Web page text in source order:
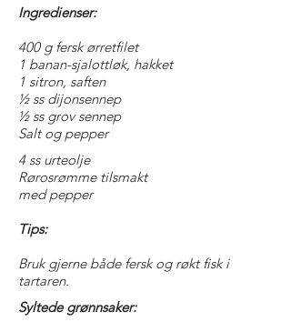
Ingredienser:
400 g fersk ørretfilet
1 banan-sjalottløk, hakket
1 sitron, saften
½ ss dijonsennep
½ ss grov sennep
Salt og pepper
4 ss urteolje
Rørosrømme tilsmakt
med pepper
Tips:
Bruk gjerne både fersk og røkt fisk i
tartaren.
Syltede grønnsaker: